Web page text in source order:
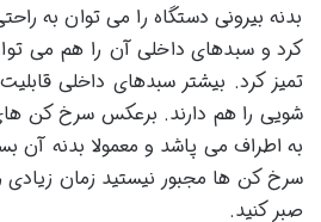
بدنه بیرونی دستگاه را می توان به
کرد و سبدهای داخلی آن را هم می
تمیز کرد. بیشتر سبدهای داخلی
شویی را هم دارند. برعکس سرخ کن
به اطراف می پاشد و معمولا بدنه آن
سرخ کن ها مجبور نیستید زمان
صبر کنید.